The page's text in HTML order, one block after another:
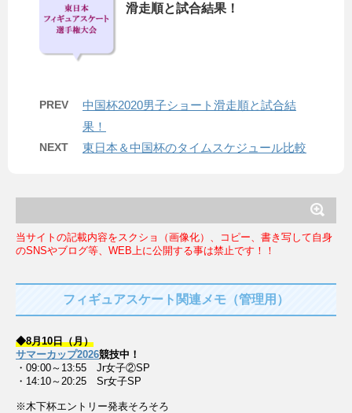
滑走順と試合結果！
PREV
中国杯2020男子ショート滑走順と試合結
果！
NEXT 東日本＆中国杯のタイムスケジュール比較
当サイトの記載内容をスクショ（画像化）、コピー、書き写して自身
のSNSやブログ等、WEB上に公開する事は禁止です！！
フィギュアスケート関連メモ（管理用）
◆8月10日（月）
サマーカップ2026競技中！
・09:00～13:55 Jr女子②SP
・14:10～20:25 Sr女子SP
※木下杯エントリー発表そろそろ